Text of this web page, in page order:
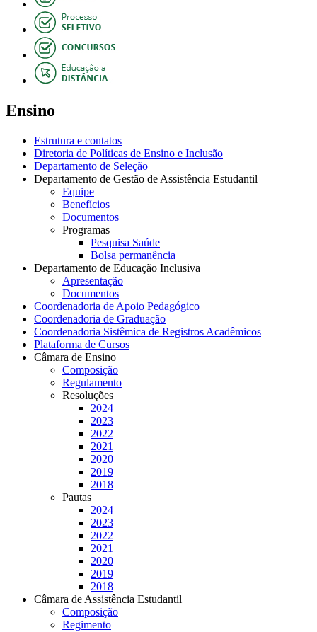
Ensino
Estrutura e contatos
Diretoria de Políticas de Ensino e Inclusão
Departamento de Seleção
Departamento de Gestão de Assistência Estudantil
Equipe
Benefícios
Documentos
Programas
Pesquisa Saúde
Bolsa permanência
Departamento de Educação Inclusiva
Apresentação
Documentos
Coordenadoria de Apoio Pedagógico
Coordenadoria de Graduação
Coordenadoria Sistêmica de Registros Acadêmicos
Plataforma de Cursos
Câmara de Ensino
Composição
Regulamento
Resoluções
2024
2023
2022
2021
2020
2019
2018
Pautas
2024
2023
2022
2021
2020
2019
2018
Câmara de Assistência Estudantil
Composição
Regimento